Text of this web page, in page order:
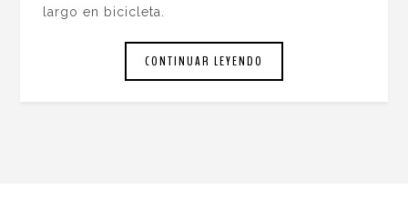
largo en bicicleta.
CONTINUAR LEYENDO